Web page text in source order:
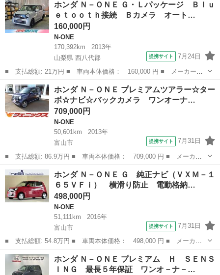
ナルスタイルプラスアーバン４ＷＤ☆８インチナビ試乗ＯＫ ４Ｗ
Ｄ ホンダ...
ホンダ Ｎ－ＯＮＥ Ｇ・Ｌパッケージ Ｂｌｕ
ｅｔｏｏｔｈ接続 Ｂカメラ オート…
160,000円
N-ONE
170,392km
2013年
山梨県 西八代郡
提携サイト 7月24日
■ 支払総額: 21万円 ■ 車両本体価格： 160,000 円 ■ メーカー
名： ホンダ ■ 車種名： Ｎ－ＯＮＥ ■ グレード名： Ｇ・Ｌパ
ッケージ Ｂｌｕｅｔｏｏｔｈ接続 Ｂカメラ オートライト スマ
ートキー２個 純...
山梨 西八代郡 N-ONE
ホンダ Ｎ－ＯＮＥ プレミアムツアラー☆ター
ボ☆ナビ☆バックカメラ ワンオーナ…
709,000円
N-ONE
50,601km
2013年
富山市
提携サイト 7月31日
■ 支払総額: 86.9万円 ■ 車両本体価格： 709,000 円 ■ メーカー
名： ホンダ ■ 車種名： Ｎ－ＯＮＥ ■ グレード名： プレミア
ムツアラー☆ターボ☆ナビ☆バックカメラ ワンオーナー☆ターボ車
☆純正メモリ...
富山 N-ONE
ホンダ Ｎ－ＯＮＥ Ｇ 純正ナビ（ＶＸＭ－１
６５ＶＦｉ） 横滑り防止 電動格納…
498,000円
N-ONE
51,111km
2016年
富山市
提携サイト 7月31日
■ 支払総額: 54.8万円 ■ 車両本体価格： 498,000 円 ■ メーカー
名： ホンダ ■ 車種名： Ｎ－ＯＮＥ ■ グレード名： Ｇ 純正
ナビ（ＶＸＭ－１６５ＶＦｉ） 横滑り防止 電動格納ミラー スマ
ートキー Ｂ...
富山 富山市 N-ONE
ホンダ Ｎ－ＯＮＥ プレミアム Ｈ ＳＥＮＳ
ＩＮＧ 最長５年保証 ワンオ－ナ－…